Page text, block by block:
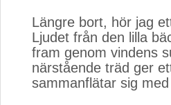
Längre bort, hör jag
Ljudet från den lilla
fram genom vindens
närstående träd ger
sammanflätar sig